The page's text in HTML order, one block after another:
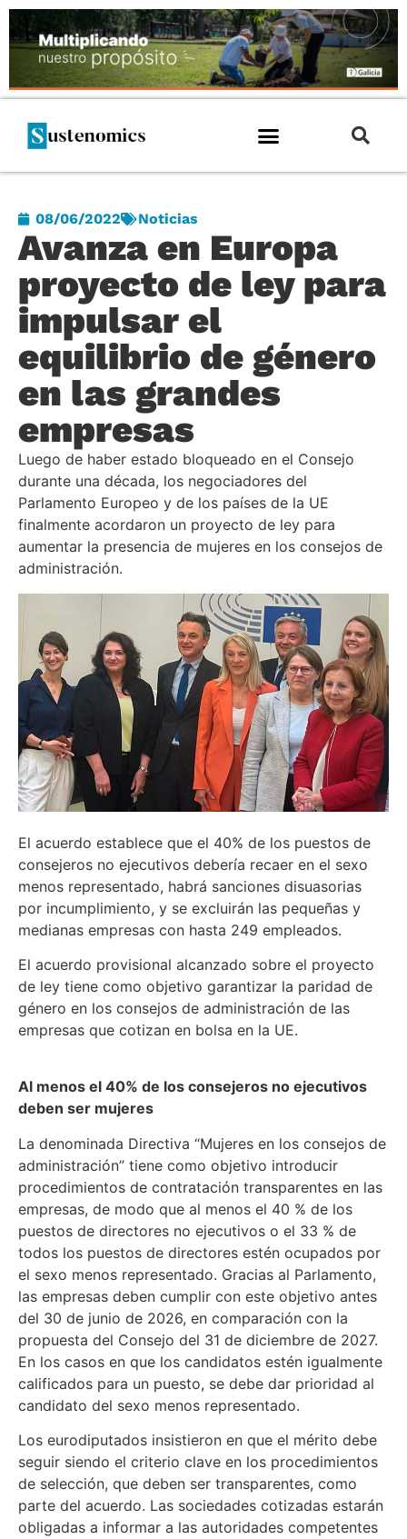
08/06/2022 Noticias
Avanza en Europa
proyecto de ley para
impulsar el
equilibrio de género
en las grandes
empresas
Luego de haber estado bloqueado en el Consejo
durante una década, los negociadores del
Parlamento Europeo y de los países de la UE
finalmente acordaron un proyecto de ley para
aumentar la presencia de mujeres en los consejos de
administración.
El acuerdo establece que el 40% de los puestos de
consejeros no ejecutivos debería recaer en el sexo
menos representado, habrá sanciones disuasorias
por incumplimiento, y se excluirán las pequeñas y
medianas empresas con hasta 249 empleados.
El acuerdo provisional alcanzado sobre el proyecto
de ley tiene como objetivo garantizar la paridad de
género en los consejos de administración de las
empresas que cotizan en bolsa en la UE.
Al menos el 40% de los consejeros no ejecutivos
deben ser mujeres
La denominada Directiva “Mujeres en los consejos de
administración” tiene como objetivo introducir
procedimientos de contratación transparentes en las
empresas, de modo que al menos el 40 % de los
puestos de directores no ejecutivos o el 33 % de
todos los puestos de directores estén ocupados por
el sexo menos representado. Gracias al Parlamento,
las empresas deben cumplir con este objetivo antes
del 30 de junio de 2026, en comparación con la
propuesta del Consejo del 31 de diciembre de 2027.
En los casos en que los candidatos estén igualmente
calificados para un puesto, se debe dar prioridad al
candidato del sexo menos representado.
Los eurodiputados insistieron en que el mérito debe
seguir siendo el criterio clave en los procedimientos
de selección, que deben ser transparentes, como
parte del acuerdo. Las sociedades cotizadas estarán
obligadas a informar a las autoridades competentes